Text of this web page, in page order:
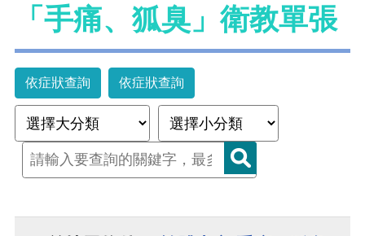
「手痛、狐臭」衛教單張
依症狀查詢 依症狀查詢